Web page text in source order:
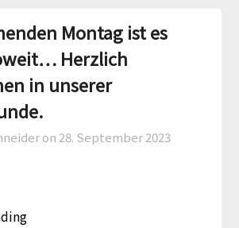
Montag ist es
Herzlich
in unserer
on 28. September 2023